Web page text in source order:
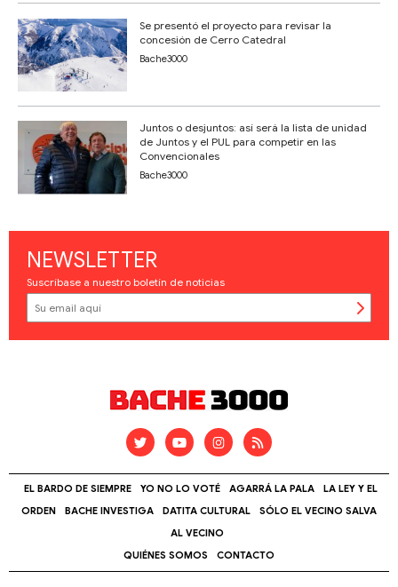
Se presentó el proyecto para revisar la
concesión de Cerro Catedral
Bache3000
Juntos o desjuntos: así será la lista de unidad
de Juntos y el PUL para competir en las
Convencionales
Bache3000
NEWSLETTER
Suscríbase a nuestro boletín de noticias
EL BARDO DE SIEMPRE YO NO LO VOTÉ AGARRÁ LA PALA
LA LEY Y EL
ORDEN
BACHE INVESTIGA DATITA CULTURAL
SÓLO EL VECINO SALVA
AL VECINO
QUIÉNES SOMOS
CONTACTO